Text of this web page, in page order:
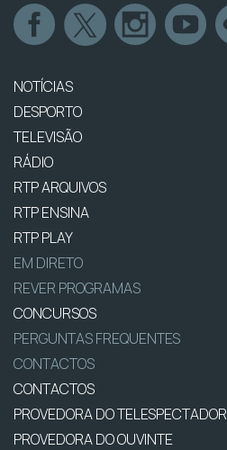
NOTÍCIAS
DESPORTO
TELEVISÃO
RÁDIO
RTP ARQUIVOS
RTP ENSINA
RTP PLAY
EM DIRETO
REVER PROGRAMAS
CONCURSOS
PERGUNTAS FREQUENTES
CONTACTOS
CONTACTOS
PROVEDORA DO TELESPECTADOR
PROVEDORA DO OUVINTE